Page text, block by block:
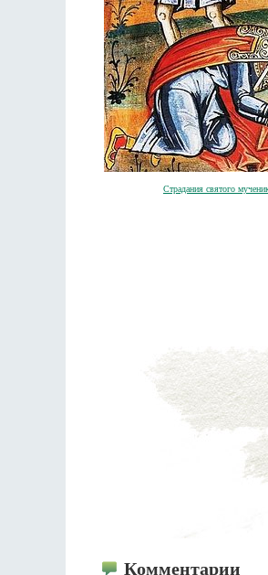
Страдания святого
Комментарии